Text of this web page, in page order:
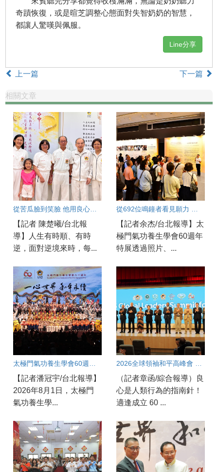
奇蹟恢復，或是暄芝調整心態面對失智奶奶的智慧，
都讓人驚嘆與佩服。
Line分享
上一篇 下一篇
相關文章
【記者 陳楚曦/台北報
導】人生有時順、有時
逆，面對逆境來時，每...
【記者余杰/台北報導】太
極門氣功養生學會60週年
特展透過照片、...
【記者潘冠宇/台北報導】
2026年8月1日，太極門
氣功養生學...
（記者章函/綜合報導）良
心是人類行為的指南針！
適逢成立 60 ...